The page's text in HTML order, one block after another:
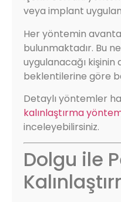
veya implant
Her yöntemin
bulunmaktadır. Bu
uygulanacağı kişinin
beklentilerine göre
Detaylı yöntemler
kalınlaştırma
inceleyebilirsiniz.
Dolgu ile